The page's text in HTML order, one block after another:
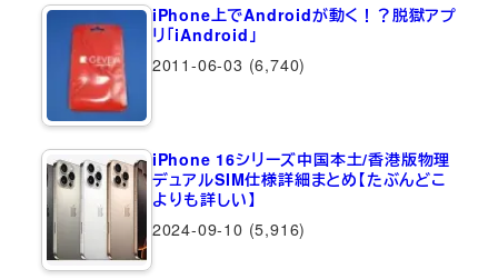
iPhone上でAndroidが動く！？脱獄アプ
リ「iAndroid」
2011-06-03 (6,740)
iPhone 16シリーズ中国本土/香港版物理
デュアルSIM仕様詳細まとめ【たぶんどこ
よりも詳しい】
2024-09-10 (5,916)